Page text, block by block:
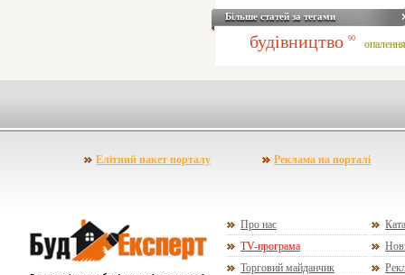
Більше статей за тегами
будівництво 90 опалення
Елітний пакет порталу Реклама на порталі
Про нас
TV-програма
Торговий майданчик